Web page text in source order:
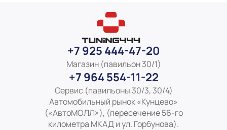
+7 925 444-47-20
Магазин (павильон 30/1)
+7 964 554-11-22
Сервис (павильоны 30/3, 30/4)
Автомобильный рынок «Кунцево»
(«АвтоМОЛЛ»), (пересечение 56-го
километра МКАД и ул. Горбунова).